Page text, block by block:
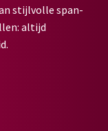
stijlvolle span-
altijd